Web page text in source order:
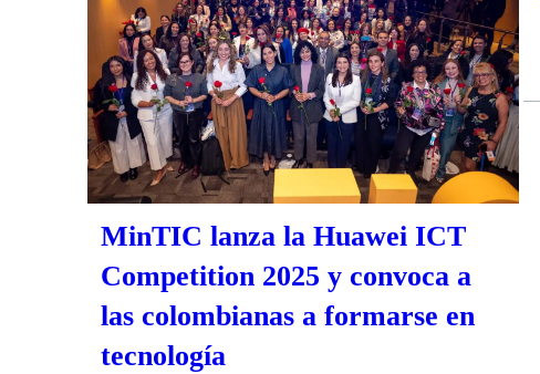
MinTIC lanza la Huawei ICT
Competition 2025 y convoca a
las colombianas a formarse en
tecnología